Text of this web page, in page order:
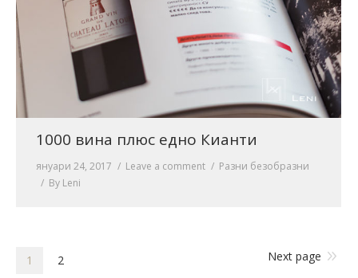
1000 вина плюс едно Кианти
януари 24, 2017 Leave a comment
Разни безобразни
By Leni
1 2 Next page